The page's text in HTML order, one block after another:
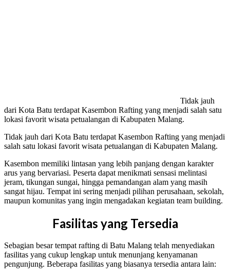
Tidak jauh
dari Kota Batu terdapat Kasembon Rafting yang menjadi salah satu
lokasi favorit wisata petualangan di Kabupaten Malang.
Tidak jauh dari Kota Batu terdapat Kasembon Rafting yang menjadi
salah satu lokasi favorit wisata petualangan di Kabupaten Malang.
Kasembon memiliki lintasan yang lebih panjang dengan karakter
arus yang bervariasi. Peserta dapat menikmati sensasi melintasi
jeram, tikungan sungai, hingga pemandangan alam yang masih
sangat hijau. Tempat ini sering menjadi pilihan perusahaan, sekolah,
maupun komunitas yang ingin mengadakan kegiatan team building.
Fasilitas yang Tersedia
Sebagian besar tempat rafting di Batu Malang telah menyediakan
fasilitas yang cukup lengkap untuk menunjang kenyamanan
pengunjung. Beberapa fasilitas yang biasanya tersedia antara lain: